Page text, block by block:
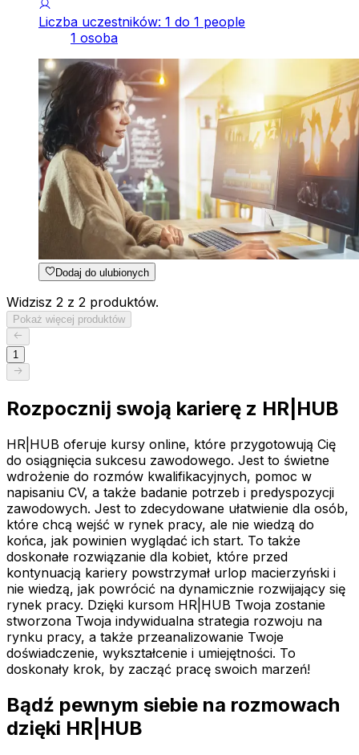
Liczba uczestników: 1 do 1 people
1 osoba
Dodaj do ulubionych
Widzisz 2 z 2 produktów.
Pokaż więcej produktów
1
Rozpocznij swoją karierę z HR|HUB
HR|HUB oferuje kursy online, które przygotowują Cię
do osiągnięcia sukcesu zawodowego. Jest to świetne
wdrożenie do rozmów kwalifikacyjnych, pomoc w
napisaniu CV, a także badanie potrzeb i predyspozycji
zawodowych. Jest to zdecydowane ułatwienie dla osób,
które chcą wejść w rynek pracy, ale nie wiedzą do
końca, jak powinien wyglądać ich start. To także
doskonałe rozwiązanie dla kobiet, które przed
kontynuacją kariery powstrzymał urlop macierzyński i
nie wiedzą, jak powrócić na dynamicznie rozwijający się
rynek pracy. Dzięki kursom HR|HUB Twoja zostanie
stworzona Twoja indywidualna strategia rozwoju na
rynku pracy, a także przeanalizowanie Twoje
doświadczenie, wykształcenie i umiejętności. To
doskonały krok, by zacząć pracę swoich marzeń!
Bądź pewnym siebie na rozmowach
dzięki HR|HUB